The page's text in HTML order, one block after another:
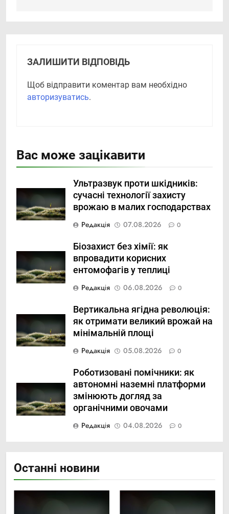
ЗАЛИШИТИ ВІДПОВІДЬ
Щоб відправити коментар вам необхідно
авторизуватись.
Вас може зацікавити
Ультразвук проти шкідників:
сучасні технології захисту
врожаю в малих господарствах
Редакція
07.08.2026 0
Біозахист без хімії: як
впровадити корисних
ентомофагів у теплиці
Редакція
06.08.2026 0
Вертикальна ягідна революція:
як отримати великий врожай на
мінімальній площі
Редакція
05.08.2026 0
Роботизовані помічники: як
автономні наземні платформи
змінюють догляд за
органічними овочами
Редакція
04.08.2026 0
Останні новини